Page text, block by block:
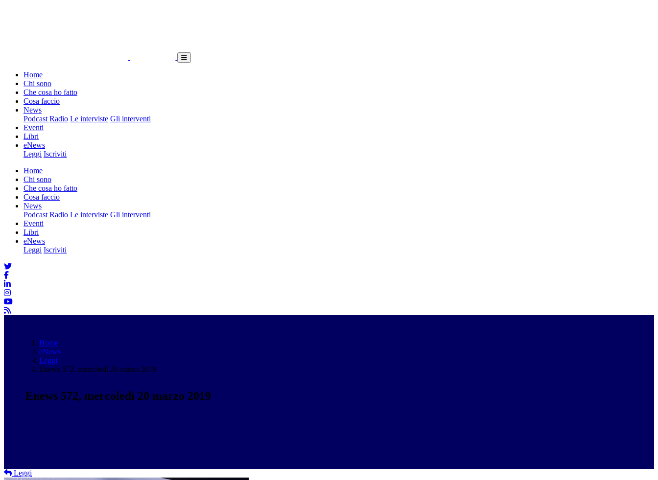
Home
Chi sono
Che cosa ho fatto
Cosa faccio
News
Podcast Radio Le interviste Gli interventi
Eventi
Libri
eNews
Leggi Iscriviti
Home
Chi sono
Che cosa ho fatto
Cosa faccio
News
Podcast Radio Le interviste Gli interventi
Eventi
Libri
eNews
Leggi Iscriviti
Home
eNews
Leggi
Enews 572, mercoledì 20 marzo 2019
Enews 572, mercoledì 20 marzo 2019
Leggi